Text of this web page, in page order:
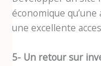
économique
une excellente
5- Un retour sur